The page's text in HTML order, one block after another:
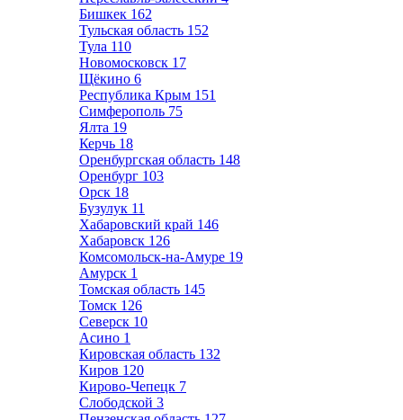
Бишкек 162
Тульская область 152
Тула 110
Новомосковск 17
Щёкино 6
Республика Крым 151
Симферополь 75
Ялта 19
Керчь 18
Оренбургская область 148
Оренбург 103
Орск 18
Бузулук 11
Хабаровский край 146
Хабаровск 126
Комсомольск-на-Амуре 19
Амурск 1
Томская область 145
Томск 126
Северск 10
Асино 1
Кировская область 132
Киров 120
Кирово-Чепецк 7
Слободской 3